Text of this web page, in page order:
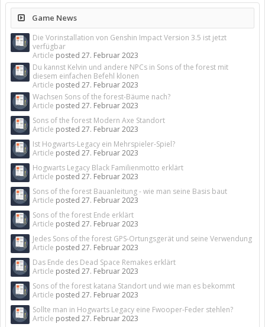
Game News
Die Vorinstallation von Genshin Impact Version 3.5 ist jetzt
verfügbar
Article posted 27. Februar 2023
Du kannst Kelvin und andere NPCs in Sons of the forest mit
diesem einfachen Befehl klonen
Article posted 27. Februar 2023
Wachsen Sons of the forest-Bäume nach?
Article posted 27. Februar 2023
Sons of the forest Modern Axe Standort
Article posted 27. Februar 2023
Ist Hogwarts-Legacy ein Mehrspieler-Spiel?
Article posted 27. Februar 2023
Hogwarts Legacy Black Familienmotto erklärt
Article posted 27. Februar 2023
Sons of the forest Bauanleitung - wie man seine Basis baut
Article posted 27. Februar 2023
Sons of the forest Ende erklärt
Article posted 27. Februar 2023
Jedes Sons of the forest GPS-Ortungsgerät und seine Verwendung
Article posted 27. Februar 2023
Das Ende des Dead Space Remakes erklärt
Article posted 27. Februar 2023
Sons of the forest katana Standort und wie man es bekommt
Article posted 27. Februar 2023
Sollte man in Hogwarts Legacy eine Fwooper-Feder stehlen?
Article posted 27. Februar 2023